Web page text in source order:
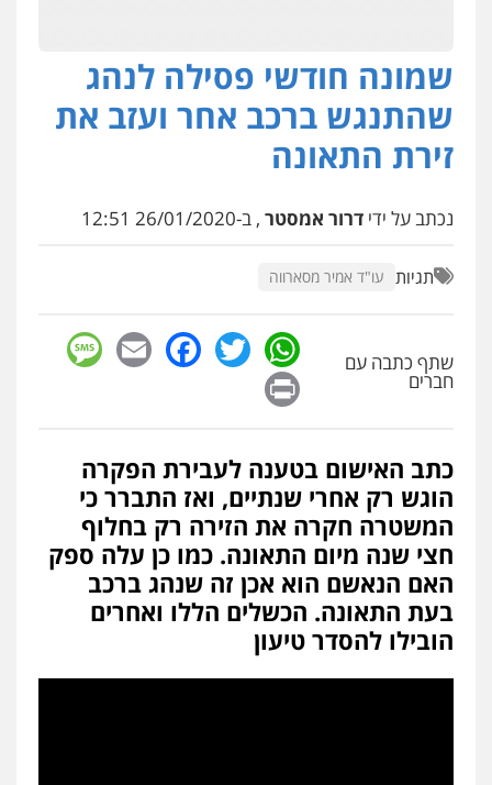
אברהם שהבזי – משרד עורכי דין
מיסים כלכלי פלילי פשיעה כלכלית הלבנת
הון
0504456555
פלילי פשיעה חמורה זכויות אדם
תעבורה פשיעה כלכלית
0525077716
פלילי בטחוני צבאי נזיקין
0547780927
דוד אפרים משרד עורכי דין
פלילי צווארון לבן מס הכנסה מע"מ
0506209859
עו"ד אשרף שחאדה
שמונה חודשי פסילה לנהג
שהתנגש ברכב אחר ועזב את
זירת התאונה
נכתב על ידי דרור אמסטר , ב-26/01/2020 12:51
תגיות עו"ד אמיר מסארווה
שתף כתבה עם
חברים
WhatsApp
Twitter
Facebook
Email
כתב האישום בטענה לעבירת הפקרה
הוגש רק אחרי שנתיים, ואז התברר כי
המשטרה חקרה את הזירה רק בחלוף
חצי שנה מיום התאונה. כמו כן עלה ספק
האם הנאשם הוא אכן זה שנהג ברכב
בעת התאונה. הכשלים הללו ואחרים
הובילו להסדר טיעון